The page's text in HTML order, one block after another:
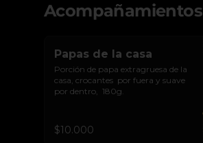
Acompañamientos
Papas de la casa
Porción de papa extragruesa de la
casa, crocantes  por fuera y suave
por dentro,  180g.
$10.000